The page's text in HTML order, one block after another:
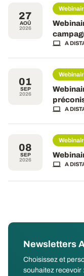
27
AOÛ
2026
A
01
SEP
2026
A
08
SEP
2026
A
Newsletters
Choisissez et
souhaitez recevoir